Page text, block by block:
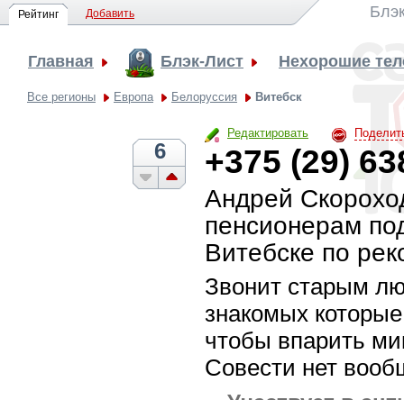
Рейтинг Добавить
Главная Блэк-Лист Нехорошие
Все регионы Европа Белоруссия Витебск
Редактировать
6 +375 (29)
Андрей
пенсионерам
Витебске по
Звонит старым
знакомых
чтобы впарить
Совести нет